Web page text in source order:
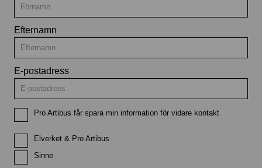
Efternamn
E-postadress
Pro Artibus får spara min information för vidare kontakt
Elverket & Pro Artibus
Sinne